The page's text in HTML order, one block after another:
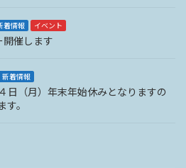
着情報 イベント
開催します
新着情報
日（月）年末年始休みとなりますの
。